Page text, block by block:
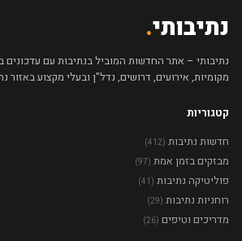
נתיבותי.
נתיבותי – אתר החדשות המוביל בנתיבות עם
מקומיות, אירועים, דרושים, נדל"ן ובעלי מקצוע באזור
קטגוריות
חדשות נתיבות (412)
מבזקים בזמן אמת (97)
פוליטיקה נתיבות (41)
רוחניות נתיבות (29)
מדריכים וטיפים (26)